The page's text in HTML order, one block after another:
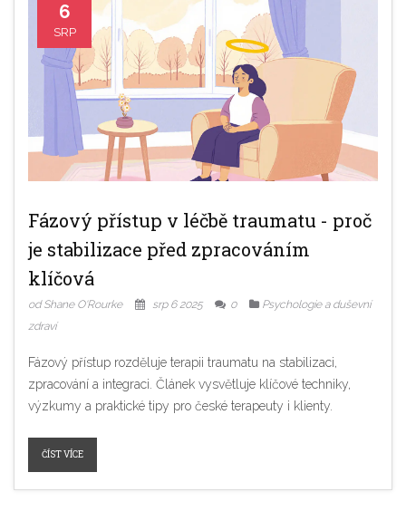
6
SRP
Fázový přístup v léčbě traumatu - proč
je stabilizace před zpracováním
klíčová
od Shane O'Rourke srp 6 2025 0
Psychologie a duševní
zdraví
Fázový přístup rozděluje terapii traumatu na stabilizaci,
zpracování a integraci. Článek vysvětluje klíčové techniky,
výzkumy a praktické tipy pro české terapeuty i klienty.
ČÍST VÍCE